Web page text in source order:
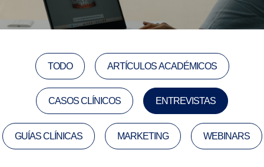
TODO ARTÍCULOS ACADÉMICOS
CASOS CLÍNICOS ENTREVISTAS
GUÍAS CLÍNICAS MARKETING WEBINARS